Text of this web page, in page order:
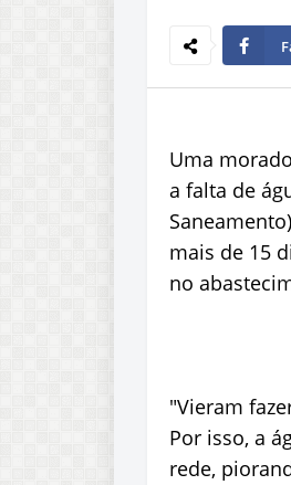
Uma
a falta de
mais de 15
no
"Vieram
Por isso, a
rede,